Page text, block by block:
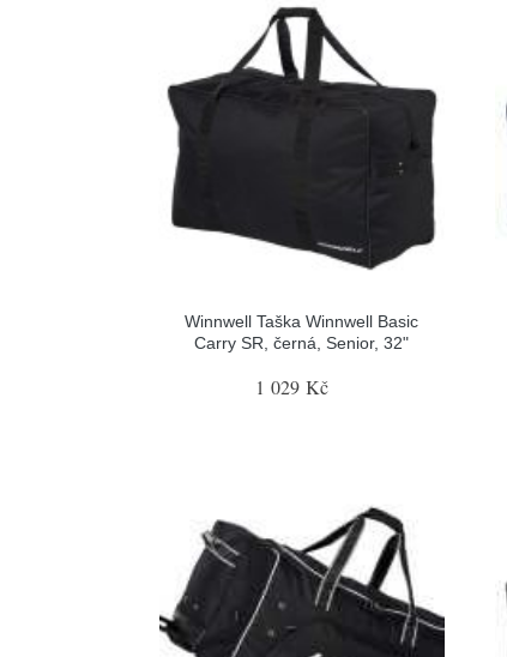
Winnwell Taška Winnwell Basic
Carry SR, černá, Senior, 32"
1 029 Kč